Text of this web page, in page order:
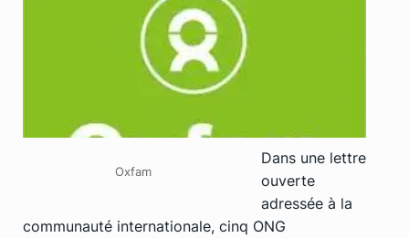
Oxfam
Dans une lettre
ouverte
adressée à la
communauté internationale, cinq ONG